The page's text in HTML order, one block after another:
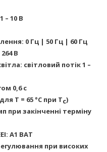
– 10 В
0 Гц | 50 Гц | 60 Гц
В
світловий потік 1 –
0,6 с
T = 65 °C при Tc)
закінченні терміну
A1 BAT
при високих